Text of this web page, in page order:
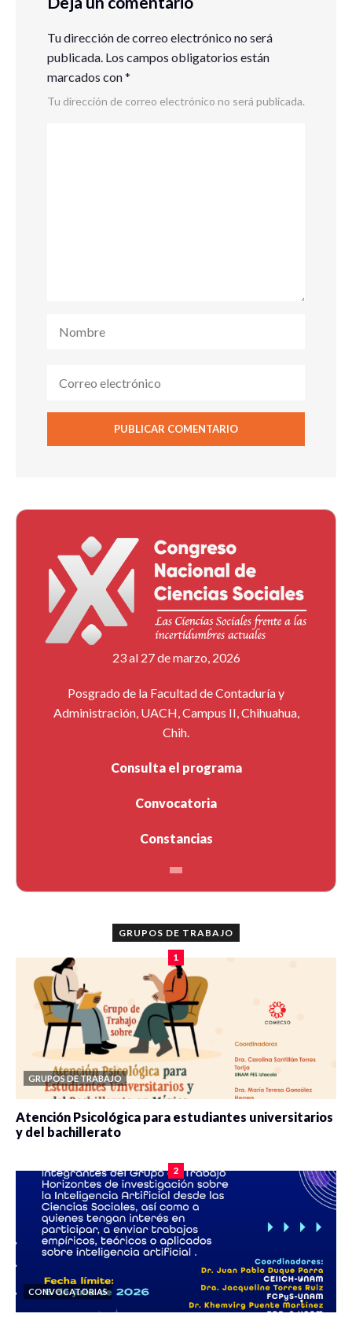
Tu dirección de correo electrónico no será
publicada. Los campos obligatorios están
marcados con*
Tu dirección de correo electrónico no será publicada.
23 al 27 de marzo, 2026
Posgrado de la Facultad de Contaduría y
Administración, UACH, Campus II, Chihuahua,
Chih.
Consulta el programa
Convocatoria
Constancias
GRUPOS DE TRABAJO
1
GRUPOS DE TRABAJO
Atención Psicológica para estudiantes universitarios
y del bachillerato
2
CONVOCATORIAS